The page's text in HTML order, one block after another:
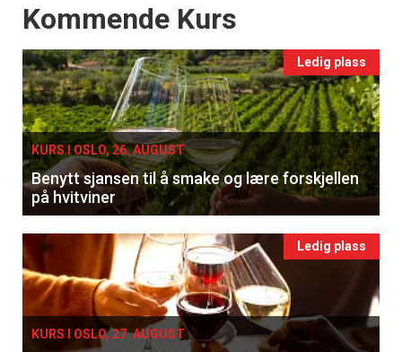
Events
Kommende Kurs
Ledig plass
KURS I OSLO, 26. AUGUST
Benytt sjansen til å smake og lære forskjellen
på hvitviner
Ledig plass
KURS I OSLO, 27. AUGUST